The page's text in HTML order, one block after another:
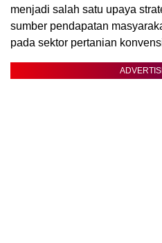
menjadi salah satu upaya
sumber pendapatan
pada sektor pertanian